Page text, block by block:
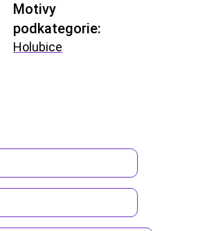
Motivy
podkategorie:
Holubice